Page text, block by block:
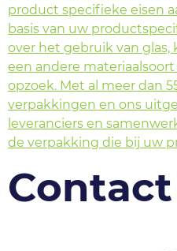
product specifieke eisen
basis van uw
over het gebruik van
een andere
opzoek. Met al meer dan
verpakkingen en ons
leveranciers en
de verpakking die bij uw